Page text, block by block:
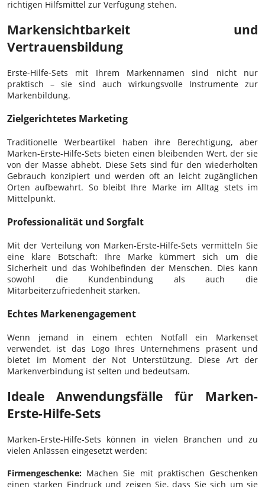
richtigen Hilfsmittel zur Verfügung stehen.
Markensichtbarkeit und
Vertrauensbildung
Erste-Hilfe-Sets mit Ihrem Markennamen sind nicht nur
praktisch – sie sind auch wirkungsvolle Instrumente zur
Markenbildung.
Zielgerichtetes Marketing
Traditionelle Werbeartikel haben ihre Berechtigung, aber
Marken-Erste-Hilfe-Sets bieten einen bleibenden Wert, der sie
von der Masse abhebt. Diese Sets sind für den wiederholten
Gebrauch konzipiert und werden oft an leicht zugänglichen
Orten aufbewahrt. So bleibt Ihre Marke im Alltag stets im
Mittelpunkt.
Professionalität und Sorgfalt
Mit der Verteilung von Marken-Erste-Hilfe-Sets vermitteln Sie
eine klare Botschaft: Ihre Marke kümmert sich um die
Sicherheit und das Wohlbefinden der Menschen. Dies kann
sowohl die Kundenbindung als auch die
Mitarbeiterzufriedenheit stärken.
Echtes Markenengagement
Wenn jemand in einem echten Notfall ein Markenset
verwendet, ist das Logo Ihres Unternehmens präsent und
bietet im Moment der Not Unterstützung. Diese Art der
Markenverbindung ist selten und bedeutsam.
Ideale Anwendungsfälle für Marken-
Erste-Hilfe-Sets
Marken-Erste-Hilfe-Sets können in vielen Branchen und zu
vielen Anlässen eingesetzt werden:
Firmengeschenke: Machen Sie mit praktischen Geschenken
einen starken Eindruck und zeigen Sie, dass Sie sich um sie